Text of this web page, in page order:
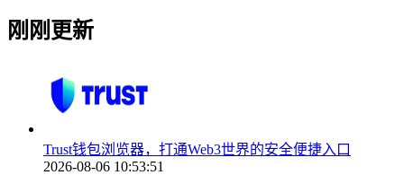
刚刚更新
Trust钱包浏览器，打通Web3世界的安全便捷入口
2026-08-06 10:53:51